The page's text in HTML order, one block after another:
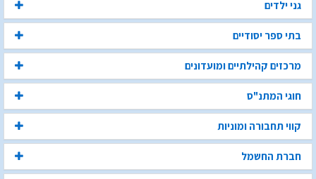
גני ילדים
בתי ספר יסודיים
מרכזים קהילתיים ומועדונים
חוגי המתנ"ס
קווי תחבורה ומוניות
חברת החשמל